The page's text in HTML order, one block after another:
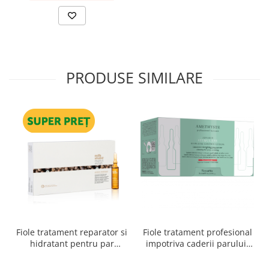
PRODUSE SIMILARE
Fiole tratament reparator si
hidratant pentru par
Fiole tratament profesional
impotriva caderii parului,